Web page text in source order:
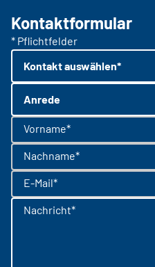
Kontaktformular
* Pflichtfelder
Kontakt auswählen*
Anrede
Vorname*
Nachname*
E-Mail*
Nachricht*